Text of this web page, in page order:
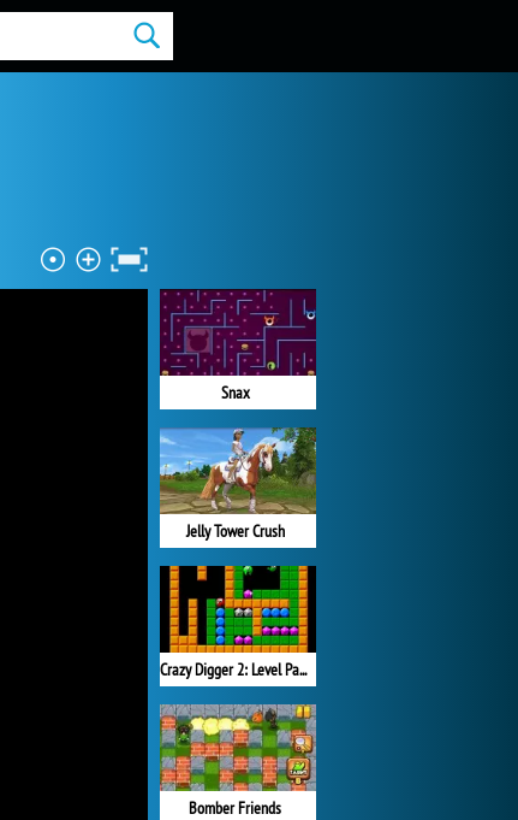
Snax
Jelly Tower Crush
Crazy Digger 2: Level Pack 2
Bomber Friends